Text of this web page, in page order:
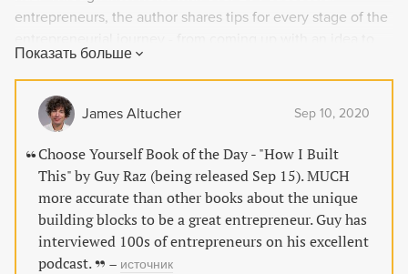
entrepreneurs, the author shares tips for every stage of the
paying yourself a real salary. Whether you're dreaming of
starting a business or simply seeking inspiration, this book
is a must-read.
Показать больше
James Altucher Sep 10, 2020
Choose Yourself Book of the Day - "How I Built
This" by Guy Raz (being released Sep 15). MUCH
more accurate than other books about the unique
building blocks to be a great entrepreneur. Guy has
interviewed 100s of entrepreneurs on his excellent
podcast.
– источник